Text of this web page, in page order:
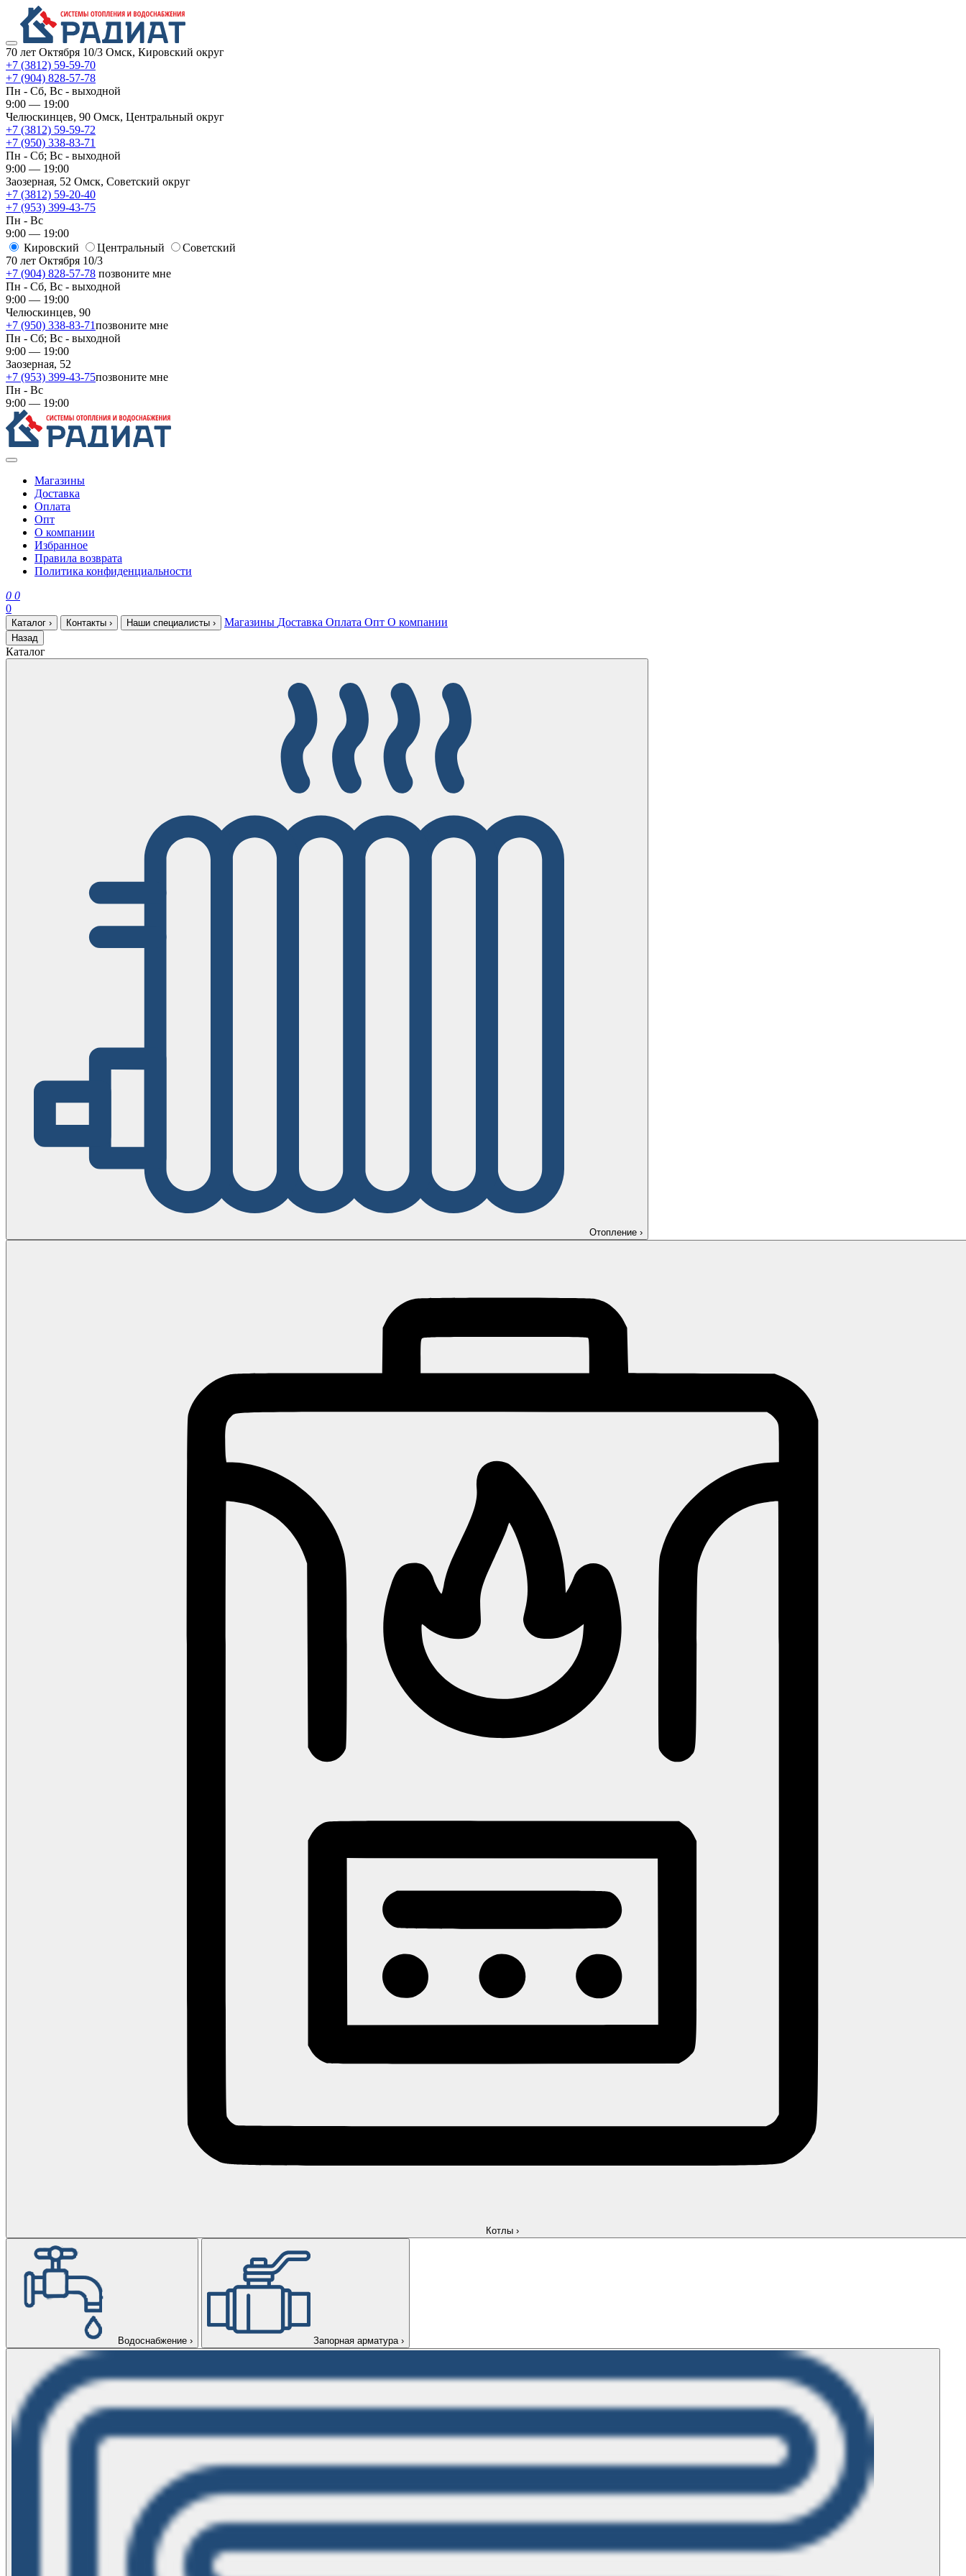
70 лет Октября 10/3 Омск, Кировский округ
+7 (3812) 59-59-70
+7 (904) 828-57-78
Пн - Сб, Вс - выходной
9:00 — 19:00
Челюскинцев, 90 Омск, ​Центральный округ
+7 (3812) 59-59-72
+7 (950) 338-83-71
Пн - Сб; Вс - выходной
9:00 — 19:00
Заозерная, 52 Омск, ​Советский округ
+7 (3812) 59-20-40
+7 (953) 399-43-75
Пн - Вс
9:00 — 19:00
Кировский
​Центральный
​Советский
70 лет Октября 10/3
+7 (904) 828-57-78 позвоните мне
Пн - Сб, Вс - выходной
9:00 — 19:00
Челюскинцев, 90
+7 (950) 338-83-71позвоните мне
Пн - Сб; Вс - выходной
9:00 — 19:00
Заозерная, 52
+7 (953) 399-43-75позвоните мне
Пн - Вс
9:00 — 19:00
Магазины
Доставка
Оплата
Опт
О компании
Избранное
Правила возврата
Политика конфиденциальности
0 0
0
Каталог › Контакты › Наши специалисты › Магазины Доставка Оплата Опт О компании
Назад
Каталог
Отопление ›
Котлы ›
Водоснабжение › Запорная арматура ›